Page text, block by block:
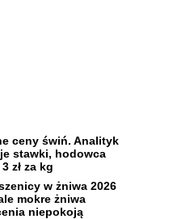
ceny świń. Analityk
stawki, hodowca
zł za kg
w żniwa 2026
mokre żniwa
niepokoją